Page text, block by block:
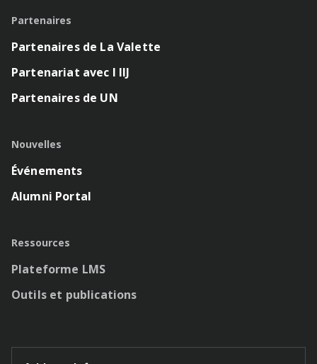
Partenaires
Partenaires de La Valette
Partenariat avec l IIJ
Partenaires de UN
Nouvelles
Événements
Alumni Portal
Ressources
Plateforme LMS
Outils et publications